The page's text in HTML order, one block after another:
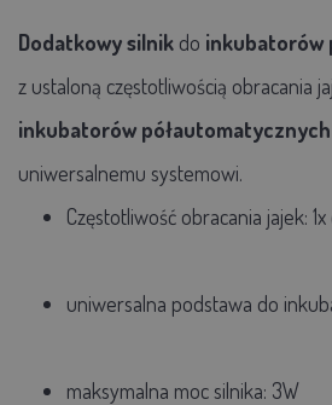
Dodatkowy silnik do inkubatorów
z ustaloną częstotliwością obracania
inkubatorów półautomatycznych
uniwersalnemu systemowi.
Częstotliwość obracania jajek:
uniwersalna podstawa do
maksymalna moc silnika: 3W